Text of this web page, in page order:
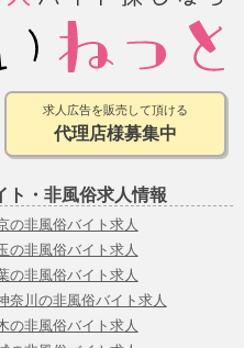
求人広告を販売して頂ける
代理店様募集中
ト・非風俗求人情報
の非風俗バイト求人
の非風俗バイト求人
の非風俗バイト求人
奈川の非風俗バイト求人
の非風俗バイト求人